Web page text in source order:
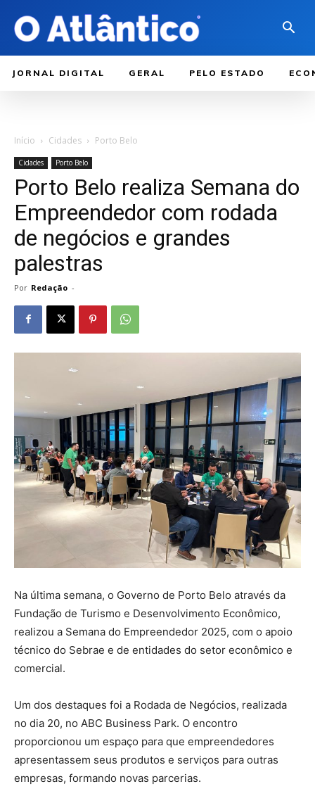
JORNAL DIGITAL GERAL PELO ESTADO
Início Cidades Porto Belo
Cidades Porto Belo
Porto Belo realiza Semana do
Empreendedor com rodada
de negócios e grandes
palestras
Por Redação -
Na última semana, o Governo de Porto Belo através da
Fundação de Turismo e Desenvolvimento Econômico,
realizou a Semana do Empreendedor 2025, com o apoio
técnico do Sebrae e de entidades do setor econômico e
comercial.
Um dos destaques foi a Rodada de Negócios, realizada
no dia 20, no ABC Business Park. O encontro
proporcionou um espaço para que empreendedores
apresentassem seus produtos e serviços para outras
empresas, formando novas parcerias.